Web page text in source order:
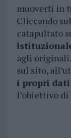
muoverti in
Cliccando
catapultato
agli
sul sito,
i propri dati
l’obiettivo